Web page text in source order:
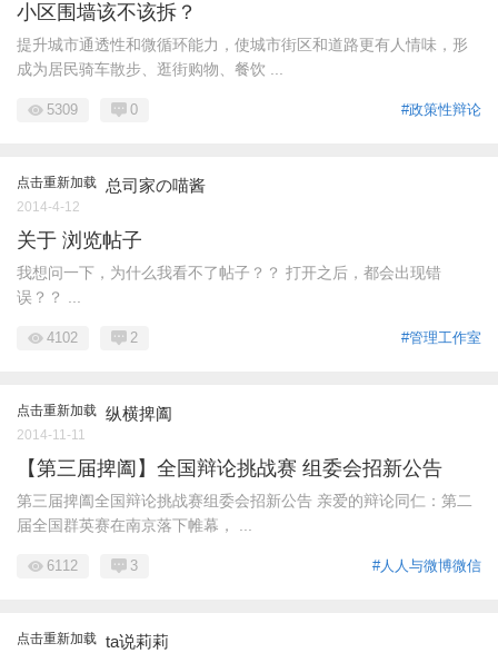
小区围墙该不该拆？
提升城市通透性和微循环能力，使城市街区和道路更有人情味，形
成为居民骑车散步、逛街购物、餐饮 ...
#政策性辩论
5309 0
点击重新加载 总司家の喵酱
2014-4-12
关于 浏览帖子
我想问一下，为什么我看不了帖子？？ 打开之后，都会出现错
误？？ ...
#管理工作室
4102 2
点击重新加载 纵横捭阖
2014-11-11
【第三届捭阖】全国辩论挑战赛 组委会招新公告
第三届捭阖全国辩论挑战赛组委会招新公告 亲爱的辩论同仁：第二
届全国群英赛在南京落下帷幕， ...
#人人与微博微信
6112 3
点击重新加载 ta说莉莉